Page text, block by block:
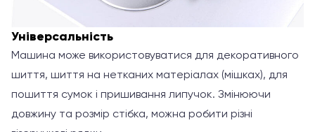
Універсальність
Машина може використовуватися для декоративного
шиття, шиття на нетканих матеріалах (мішках), для
пошиття сумок і пришивання липучок. Змінюючи
довжину та розмір стібка, можна робити різні